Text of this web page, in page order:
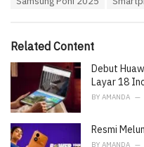
:Related Content
Debut
Layar 18
BY AMANDA
Resmi
BY AMANDA